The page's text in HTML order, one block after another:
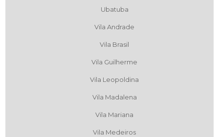
Ubatuba
Vila Andrade
Vila Brasil
Vila Guilherme
Vila Leopoldina
Vila Madalena
Vila Mariana
Vila Medeiros